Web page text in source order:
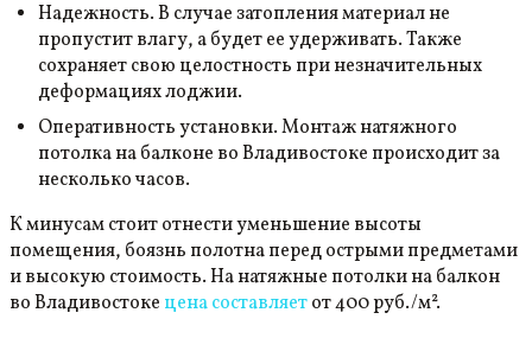
Надежность. В случае затопления материал не
пропустит влагу, а будет ее удерживать. Также
сохраняет свою целостность при незначительных
деформациях лоджии.
Оперативность установки. Монтаж натяжного
потолка на балконе во Владивостоке происходит за
несколько часов.
К минусам стоит отнести уменьшение высоты
помещения, боязнь полотна перед острыми предметами
и высокую стоимость. На натяжные потолки на балкон
во Владивостоке цена составляетот 400 руб./м².